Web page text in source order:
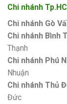
Chi nhánh
Chi nhánh Gò
Chi nhánh Bình
Thạnh
Chi nhánh Phú
Nhuận
Chi nhánh Thủ
Đức